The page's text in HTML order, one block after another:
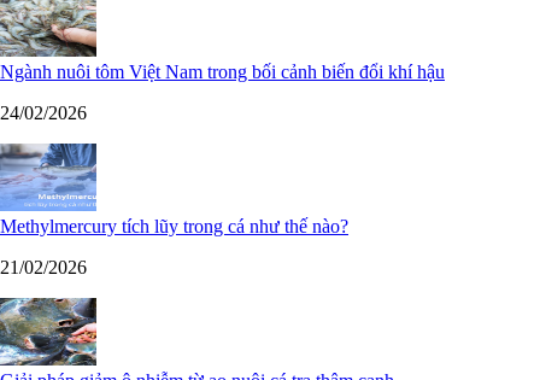
Ngành nuôi tôm Việt Nam trong bối cảnh biến đổi khí hậu
24/02/2026
Methylmercury tích lũy trong cá như thế nào?
21/02/2026